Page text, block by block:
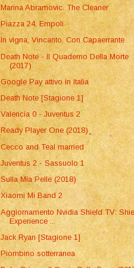
Marina Abramovic. The Cleaner
Piazza 24, Empoli
In vigna, Vincanto. Con Capaerrante
Death Note - Il Quaderno Della Morte
(2017)
Google Pay attivo in Italia
Death Note [Stagione 1]
Valencia 0 - Juventus 2
Ready Player One (2018)
Cecco and Teal married
Juventus 2 - Sassuolo 1
Sulla Mia Pelle (2018)
Xiaomi Mi Band 2
Aggiornamento Nvidia Shield TV:
Experience ...
Jack Ryan [Stagione 1]
Piombino sotterranea